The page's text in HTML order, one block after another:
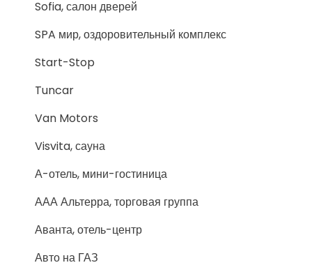
Sofia, салон дверей
SPA мир, оздоровительный комплекс
Start-Stop
Tuncar
Van Motors
Visvita, сауна
А-отель, мини-гостиница
ААА Альтерра, торговая группа
Аванта, отель-центр
Авто на ГАЗ